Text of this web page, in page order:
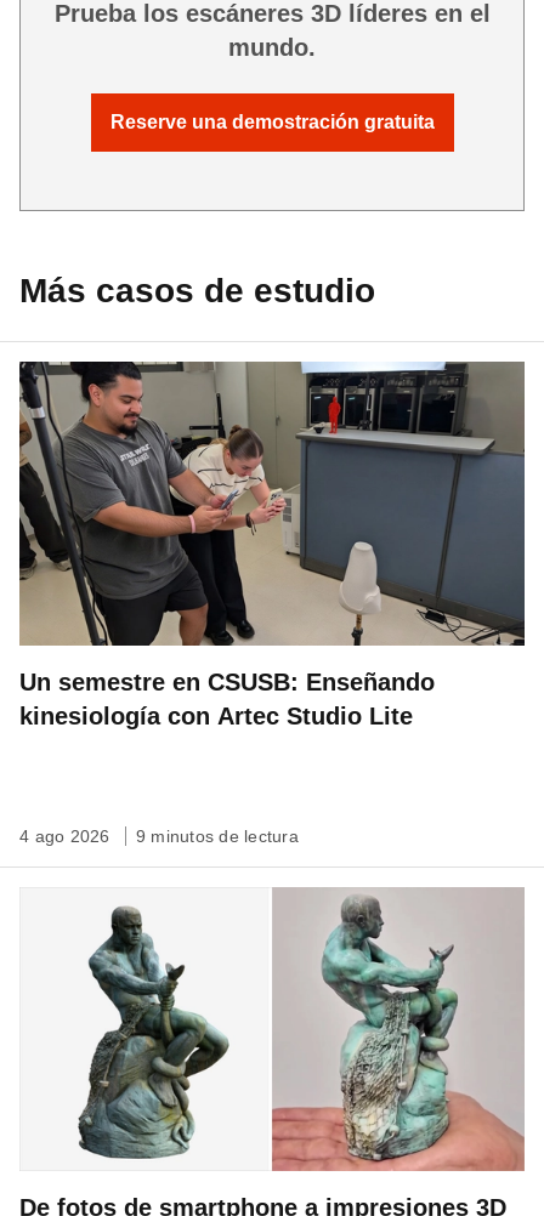
Prueba los escáneres 3D líderes en el
mundo.
Reserve una demostración gratuita
Más casos de estudio
Un semestre en CSUSB: Enseñando
kinesiología con Artec Studio Lite
4 ago 2026 9 minutos de lectura
De fotos de smartphone a impresiones 3D